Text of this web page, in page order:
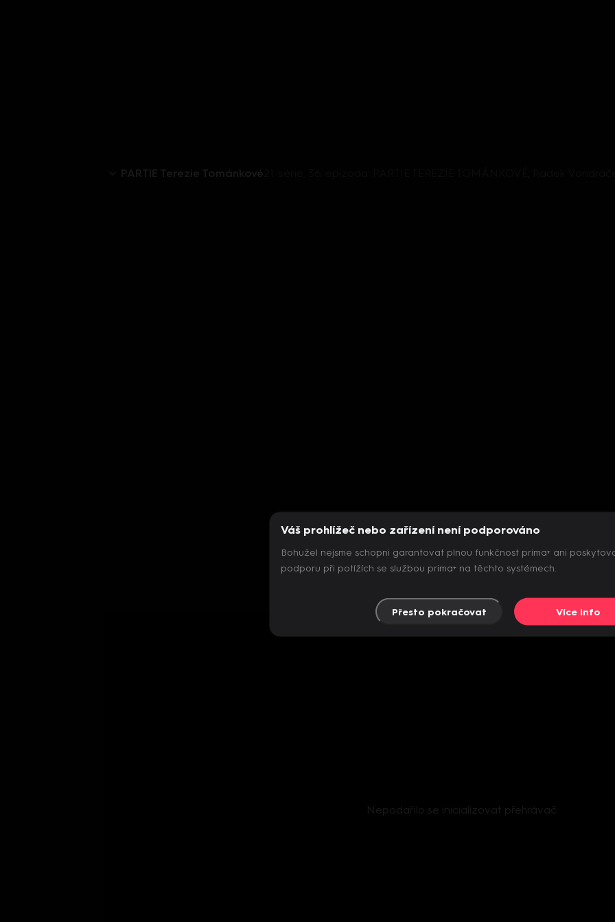
Nepodařilo se inicializovat přehrávač
Váš prohlížeč nebo zařízení není podporováno
Bohužel nejsme schopni garantovat plnou funkčnost prima+ ani
podporu při potížích se službou prima+ na těchto systémech.
Přesto pokračovat Více info